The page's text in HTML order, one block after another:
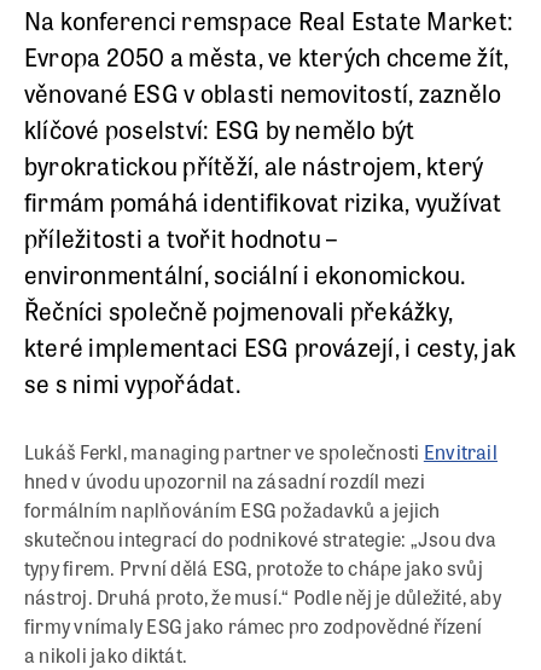
Na konferenci remspace Real Estate Market:
Evropa 2050 a města, ve kterých chceme žít,
věnované ESG v oblasti nemovitostí, zaznělo
klíčové poselství: ESG by nemělo být
byrokratickou přítěží, ale nástrojem, který
firmám pomáhá identifikovat rizika, využívat
příležitosti a tvořit hodnotu –
environmentální, sociální i ekonomickou.
Řečníci společně pojmenovali překážky,
které implementaci ESG provázejí, i cesty, jak
se s nimi vypořádat.
Lukáš Ferkl, managing partner ve společnosti Envitrail
hned v úvodu upozornil na zásadní rozdíl mezi
formálním naplňováním ESG požadavků a jejich
skutečnou integrací do podnikové strategie: „Jsou dva
typy firem. První dělá ESG, protože to chápe jako svůj
nástroj. Druhá proto, že musí.“ Podle něj je důležité, aby
firmy vnímaly ESG jako rámec pro zodpovědné řízení
a nikoli jako diktát.